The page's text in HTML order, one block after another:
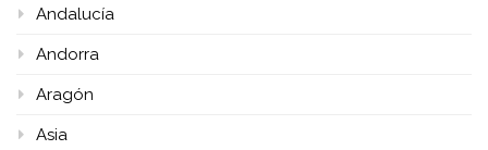
Andalucía
Andorra
Aragón
Asia